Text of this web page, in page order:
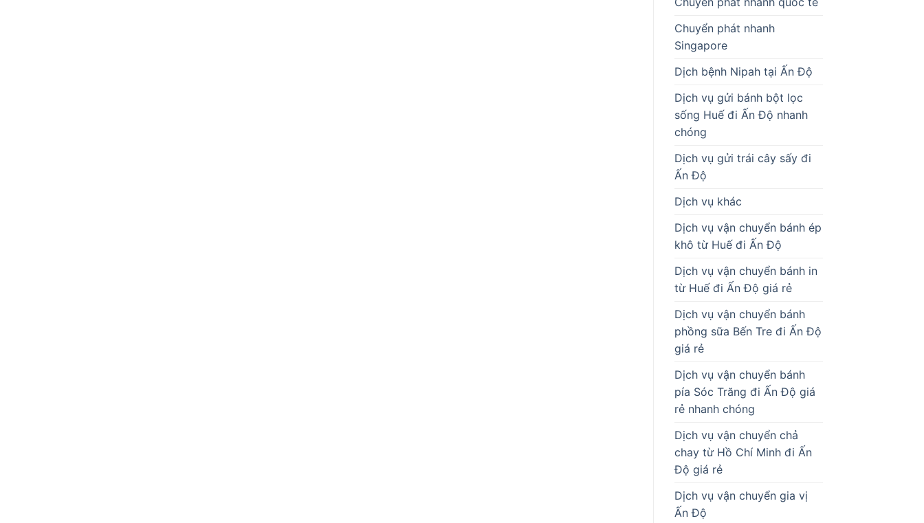
Chuyển phát nhanh
Singapore
Dịch bệnh Nipah tại Ấn Độ
Dịch vụ gửi bánh bột lọc
sống Huế đi Ấn Độ nhanh
chóng
Dịch vụ gửi trái cây sấy đi
Ấn Độ
Dịch vụ khác
Dịch vụ vận chuyển bánh ép
khô từ Huế đi Ấn Độ
Dịch vụ vận chuyển bánh in
từ Huế đi Ấn Độ giá rẻ
Dịch vụ vận chuyển bánh
phồng sữa Bến Tre đi Ấn Độ
giá rẻ
Dịch vụ vận chuyển bánh
pía Sóc Trăng đi Ấn Độ giá
rẻ nhanh chóng
Dịch vụ vận chuyển chả
chay từ Hồ Chí Minh đi Ấn
Độ giá rẻ
Dịch vụ vận chuyển gia vị
Ấn Độ